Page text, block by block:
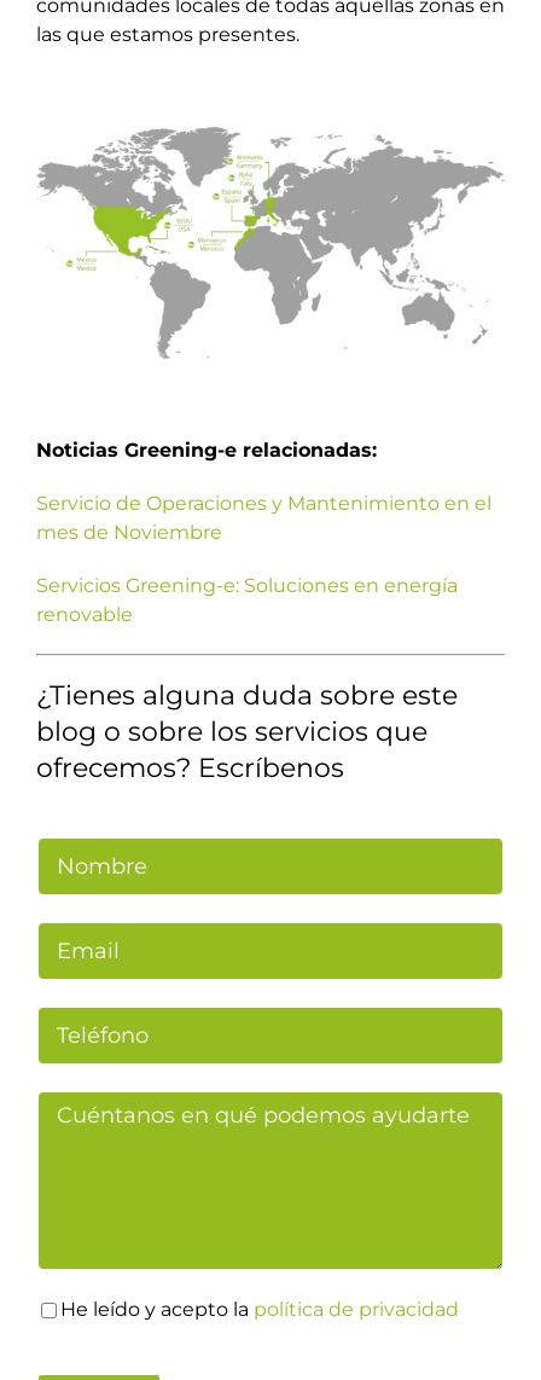
comunidades locales de todas aquellas zonas en
las que estamos presentes.
Noticias Greening-e relacionadas:
Servicio de Operaciones y Mantenimiento en el
mes de Noviembre
Servicios Greening-e: Soluciones en energía
renovable
¿Tienes alguna duda sobre este
blog o sobre los servicios que
ofrecemos? Escríbenos
He leído y acepto la política de privacidad